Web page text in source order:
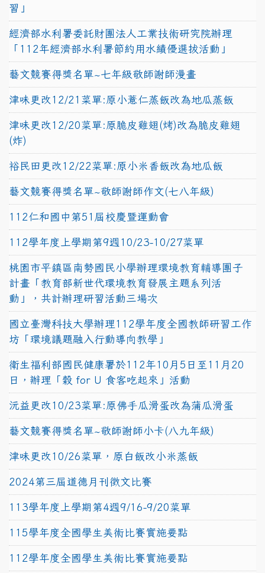
習」
經濟部水利署委託財團法人工業技術研究院辦理
「112年經濟部水利署節約用水績優選拔活動」
藝文競賽得獎名單~七年級敬師謝師漫畫
津味更改12/21菜單:原小薏仁蒸飯改為地瓜蒸飯
津味更改12/20菜單:原脆皮雞翅(烤)改為脆皮雞翅
(炸)
裕民田更改12/22菜單:原小米香飯改為地瓜飯
藝文競賽得獎名單~敬師謝師作文(七八年級)
112仁和國中第51屆校慶暨運動會
112學年度上學期第9週10/23-10/27菜單
桃園市平鎮區南勢國民小學辦理環境教育輔導團子
計畫「教育部新世代環境教育發展主題系列活
動」，共計辦理研習活動三場次
國立臺灣科技大學辦理112學年度全國教師研習工作
坊「環境議題融入行動導向教學」
衛生福利部國民健康署於112年10月5日至11月20
日，辦理「穀 for U 食客吃起來」活動
沅益更改10/23菜單:原佛手瓜滑蛋改為蒲瓜滑蛋
藝文競賽得獎名單~敬師謝師小卡(八九年級)
津味更改10/26菜單，原白飯改小米蒸飯
2024第三屆道德月刊徵文比賽
113學年度上學期第4週9/16-9/20菜單
115學年度全國學生美術比賽實施要點
112學年度全國學生美術比賽實施要點